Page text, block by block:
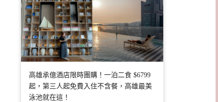
高雄承億酒店限時團購！一泊二食 $6799
起，第三人起免費入住不含餐，高雄最美
泳池就在這！